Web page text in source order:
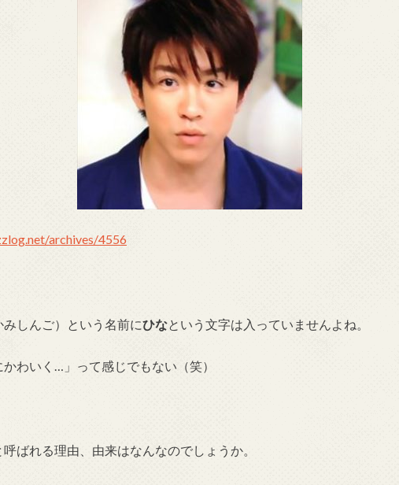
archives/4556
しんご）という名前にひなという文字は入っていませんよね。
かわいく…」って感じでもない（笑）
呼ばれる理由、由来はなんなのでしょうか。